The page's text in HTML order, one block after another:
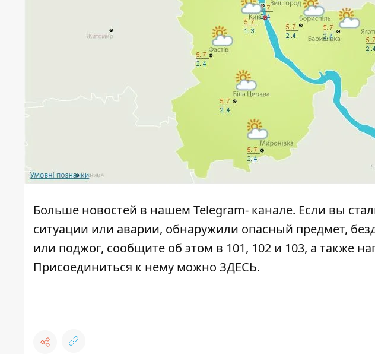
Больше новостей в нашем Telegram- канале. Если вы
ситуации или аварии, обнаружили опасный предмет,
или поджог, сообщите об этом в 101, 102 и 103, а также
Присоединиться к нему можно ЗДЕСЬ.